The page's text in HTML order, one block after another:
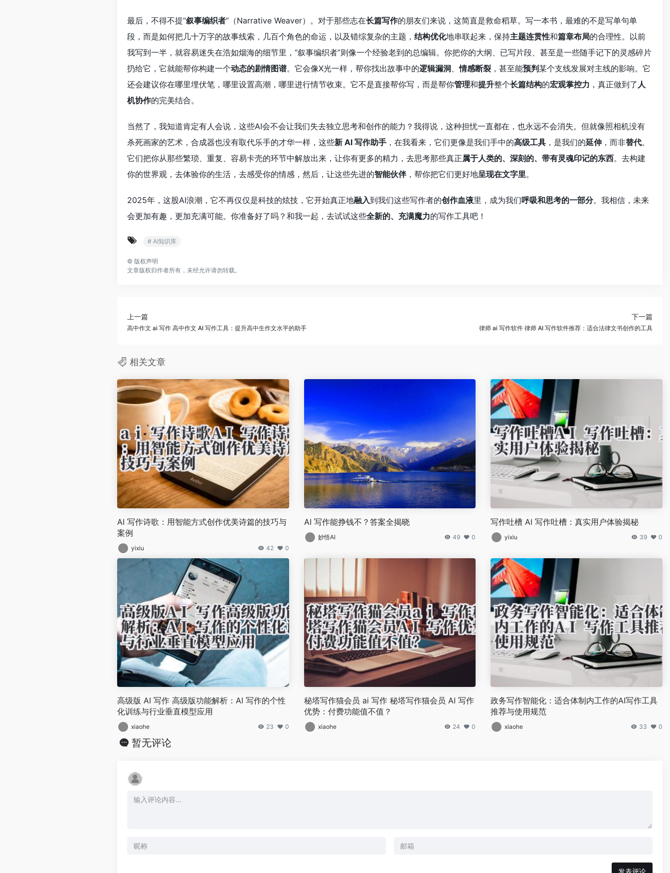
最后，不得不提“叙事编织者”（Narrative Weaver）。对于那些志在长篇写作的朋友们来说，这简直是救命稻草。写一本书，最难的不是写单句单
段，而是如何把几十万字的故事线索，几百个角色的命运，以及错综复杂的主题， 结构优化地串联起来，保持主题连贯性和篇章布局的合理性。以前
我写到一半，就容易迷失在浩如烟海的细节里，“叙事编织者”则像一个经验老到的总编辑。你把你的大纲、已写片段、甚至是一些随手记下的灵感碎片
扔给它，它就能帮你构建一个动态的剧情图谱。它会像X光一样，帮你找出故事中的逻辑漏洞、情感断裂 ，甚至能预判某个支线发展对主线的影响。它
还会建议你在哪里埋伏笔，哪里设置高潮，哪里进行情节收束。它不是直接帮你写，而是帮你管理和提升整个长篇结构的宏观掌控力 ，真正做到了 人
机协作的完美结合。
当然了，我知道肯定有人会说，这些AI会不会让我们失去独立思考和创作的能力？我得说，这种担忧一直都在，也永远不会消失。但就像照相机没有
杀死画家的艺术，合成器也没有取代乐手的才华一样，这些新 AI 写作助手 ，在我看来，它们更像是我们手中的高级工具 ，是我们的延伸 ，而非替代。
它们把你从那些繁琐、重复、容易卡壳的环节中解放出来，让你有更多的精力，去思考那些真正属于人类的、深刻的、带有灵魂印记的东西。去构建
你的世界观，去体验你的生活，去感受你的情感，然后，让这些先进的智能伙伴，帮你把它们更好地呈现在文字里。
2025年，这股AI浪潮，它不再仅仅是科技的炫技，它开始真正地融入到我们这些写作者的创作血液里，成为我们呼吸和思考的一部分。我相信，未来
会更加有趣，更加充满可能。你准备好了吗？和我一起，去试试这些全新的、充满魔力的写作工具吧！
# AI知识库
© 版权声明
文章版权归作者所有，未经允许请勿转载。
上一篇
高中作文 ai 写作 高中作文 AI 写作工具：提升高中生作文水平的助手
下一篇
律师 ai 写作软件 律师 AI 写作软件推荐：适合法律文书创作的工具
相关文章
AI 写作诗歌：用智能方式创作优美诗篇的技巧与
案例
yixiu 42 0
AI 写作能挣钱不？答案全揭晓
妙悟AI 49 0
写作吐槽 AI 写作吐槽：真实用户体验揭秘
yixiu 39 0
高级版 AI 写作 高级版功能解析：AI 写作的个性
化训练与行业垂直模型应用
xiaohe 23 0
秘塔写作猫会员 ai 写作 秘塔写作猫会员 AI 写作
优势：付费功能值不值？
xiaohe 24 0
政务写作智能化：适合体制内工作的AI写作工具
推荐与使用规范
xiaohe 33 0
暂无评论